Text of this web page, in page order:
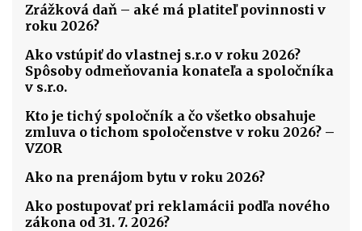
Zrážková daň – aké má platiteľ povinnosti v
roku 2026?
Ako vstúpiť do vlastnej s.r.o v roku 2026?
Spôsoby odmeňovania konateľa a spoločníka
v s.r.o.
Kto je tichý spoločník a čo všetko obsahuje
zmluva o tichom spoločenstve v roku 2026? –
VZOR
Ako na prenájom bytu v roku 2026?
Ako postupovať pri reklamácii podľa nového
zákona od 31. 7. 2026?